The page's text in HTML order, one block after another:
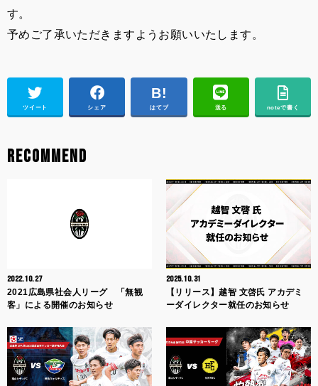
す。
予めご了承いただきますようお願いいたします。
ツイート シェア はてブ 送る noteで書く
RECOMMEND
2022.10.27
2021広島県社会人リーグ 「無観
客」による開催のお知らせ
2025.10.31
【リリース】越智 文啓氏 アカデミ
ーダイレクター就任のお知らせ